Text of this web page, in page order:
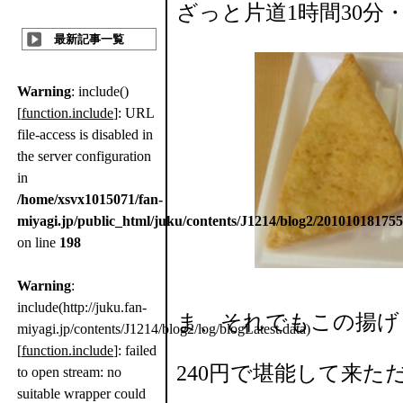
ざっと片道1時間30分
ま、それでもこの揚
240円で堪能して来た
最新記事一覧
Warning: include()
[function.include]: URL
file-access is disabled in
the server configuration
in
/home/xsvx1015071/fan-
miyagi.jp/public_html/juku/contents/J1214/blog2/
on line 198
Warning:
include(http://juku.fan-
miyagi.jp/contents/J1214/blog2/log/blogLatest.data)
[function.include]: failed
to open stream: no
suitable wrapper could